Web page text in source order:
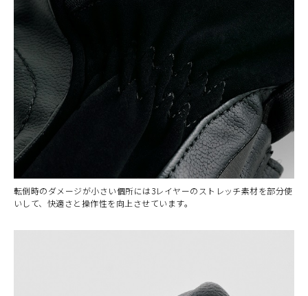
転倒時のダメージが小さい個所には3レイヤーのストレッチ素材を部分使
いして、快適さと操作性を向上させています。